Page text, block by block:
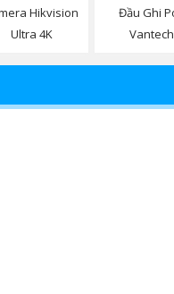
Hikvision
Ultra 4K
Đầu Ghi
Vantech